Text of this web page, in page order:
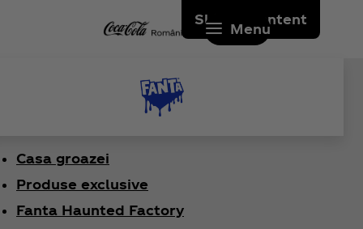
Skip to content
Menu
Casa groazei
Produse exclusive
Fanta Haunted Factory